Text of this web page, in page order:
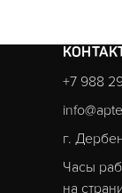
+7 988
г.
Часы
на